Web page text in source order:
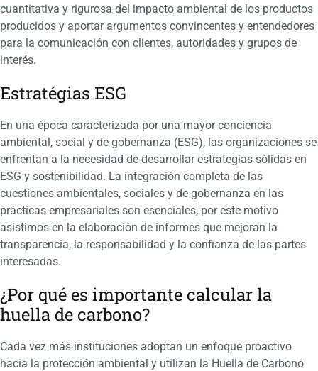
cuantitativa y rigurosa del impacto ambiental de los productos
producidos y aportar argumentos convincentes y entendedores
para la comunicación con clientes, autoridades y grupos de
interés.
Estratégias ESG
En una época caracterizada por una mayor conciencia
ambiental, social y de gobernanza (ESG), las organizaciones se
enfrentan a la necesidad de desarrollar estrategias sólidas en
ESG y sostenibilidad. La integración completa de las
cuestiones ambientales, sociales y de gobernanza en las
prácticas empresariales son esenciales, por este motivo
asistimos en la elaboración de informes que mejoran la
transparencia, la responsabilidad y la confianza de las partes
interesadas.
¿Por qué es importante calcular la
huella de carbono?
Cada vez más instituciones adoptan un enfoque proactivo
hacia la protección ambiental y utilizan la Huella de Carbono